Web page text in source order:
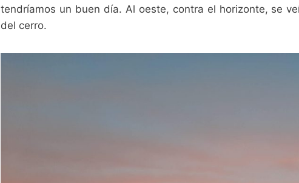
tendríamos un buen día. Al oeste, contra el horizonte, se
del cerro.